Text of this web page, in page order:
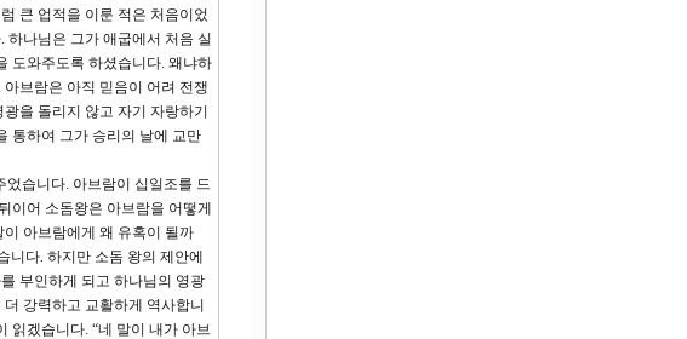
큰 업적을 이룬 적은 처음이었
나님은 그가 애굽에서 처음 실
도와주도록 하셨습니다. 왜냐하
브람은 아직 믿음이 어려 전쟁
을 돌리지 않고 자기 자랑하기
통하여 그가 승리의 날에 교만
습니다. 아브람이 십일조를 드
이어 소돔왕은 아브람을 어떻게
아브람에게 왜 유혹이 될까
니다. 하지만 소돔 왕의 제안에
부인하게 되고 하나님의 영광
강력하고 교활하게 역사합니
읽겠습니다. “네 말이 내가 아브